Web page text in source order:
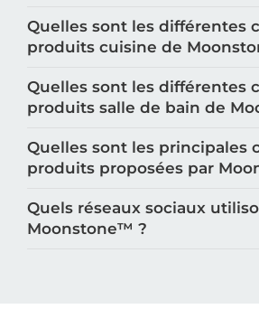
Quelles sont les différentes
produits cuisine de
Quelles sont les différentes
produits salle de bain de
Quelles sont les principales
produits proposées par
Quels réseaux sociaux
Moonstone™️ ?